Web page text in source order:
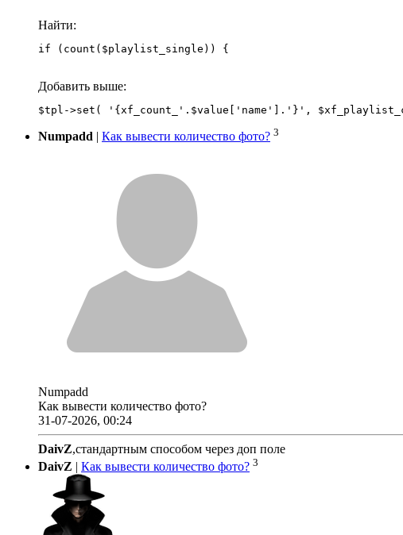
Найти:
if (count($playlist_single)) {
Добавить выше:
Numpadd | Как вывести количество фото? 3
Numpadd
Как вывести количество фото?
31-07-2026, 00:24
DaivZ,стандартным способом через доп поле
DaivZ | Как вывести количество фото? 3